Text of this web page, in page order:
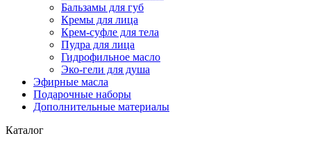
Бальзамы для губ
Кремы для лица
Крем-суфле для тела
Пудра для лица
Гидрофильное масло
Эко-гели для душа
Эфирные масла
Подарочные наборы
Дополнительные материалы
Каталог